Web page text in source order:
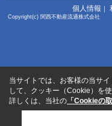
個人情報 ｜
Copyright(c) 関西不動産流通
当サイトでは、お客様の当サ
して、クッキー（Cookie）を使
詳しくは、当社の 「Cookieの